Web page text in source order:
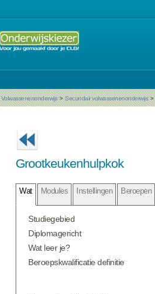
Volwassenenonderwijs > Secundair volwassenenonderwijs >
Grootkeukenhulpkok
Wat Modules Instellingen Beroepen
Studiegebied
Diplomagericht
Wat leer je?
Beroepskwalificatie definitie